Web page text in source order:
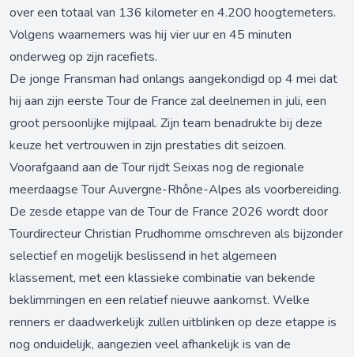
over een totaal van 136 kilometer en 4.200 hoogtemeters.
Volgens waarnemers was hij vier uur en 45 minuten
onderweg op zijn racefiets.
De jonge Fransman had onlangs aangekondigd op 4 mei dat
hij aan zijn eerste Tour de France zal deelnemen in juli, een
groot persoonlijke mijlpaal. Zijn team benadrukte bij deze
keuze het vertrouwen in zijn prestaties dit seizoen.
Voorafgaand aan de Tour rijdt Seixas nog de regionale
meerdaagse Tour Auvergne-Rhône-Alpes als voorbereiding.
De zesde etappe van de Tour de France 2026 wordt door
Tourdirecteur Christian Prudhomme omschreven als bijzonder
selectief en mogelijk beslissend in het algemeen
klassement, met een klassieke combinatie van bekende
beklimmingen en een relatief nieuwe aankomst. Welke
renners er daadwerkelijk zullen uitblinken op deze etappe is
nog onduidelijk, aangezien veel afhankelijk is van de